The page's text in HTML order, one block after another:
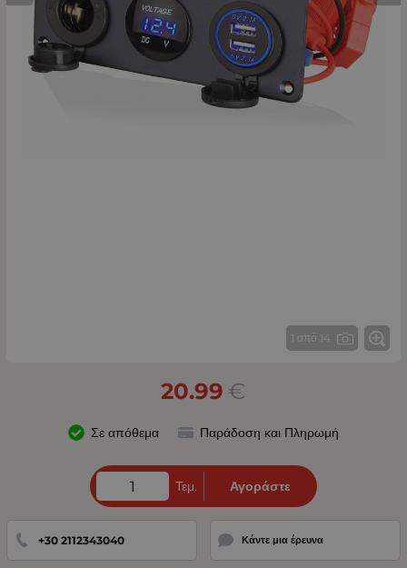
1 από 14
20.99 €
Σε απόθεμα Παράδοση και Πληρωμή
Τεμ. Αγοράστε
+30 2112343040 Κάντε μια έρευνα